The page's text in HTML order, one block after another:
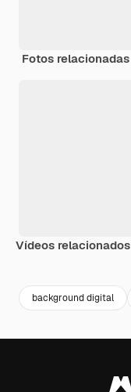
Fotos relacionadas
Vídeos relacionados
background digital